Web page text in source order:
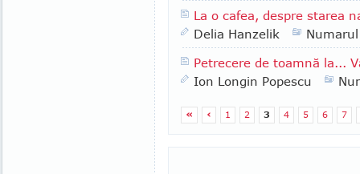
La o cafea, despre starea
Delia Hanzelik
Petrecere de toamnă la...
Ion Longin Popescu
« ‹ 1 2 3 4 5 6 7